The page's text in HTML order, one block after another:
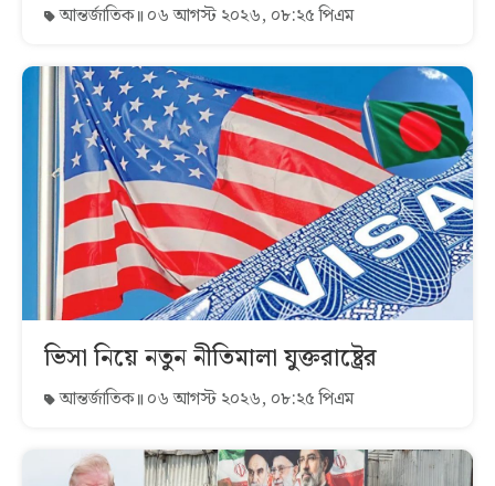
আন্তর্জাতিক ০৬ আগস্ট ২০২৬, ০৮:২৫ পিএম
ভিসা নিয়ে নতুন নীতিমালা যুক্তরাষ্ট্রের
আন্তর্জাতিক ০৬ আগস্ট ২০২৬, ০৮:২৫ পিএম